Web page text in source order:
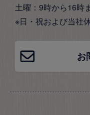
土曜：9時から16時
※日・祝および当社
お